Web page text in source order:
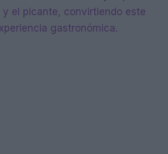
y el picante, convirtiendo este
gastronómica.